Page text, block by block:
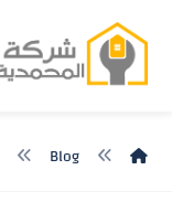
Blog